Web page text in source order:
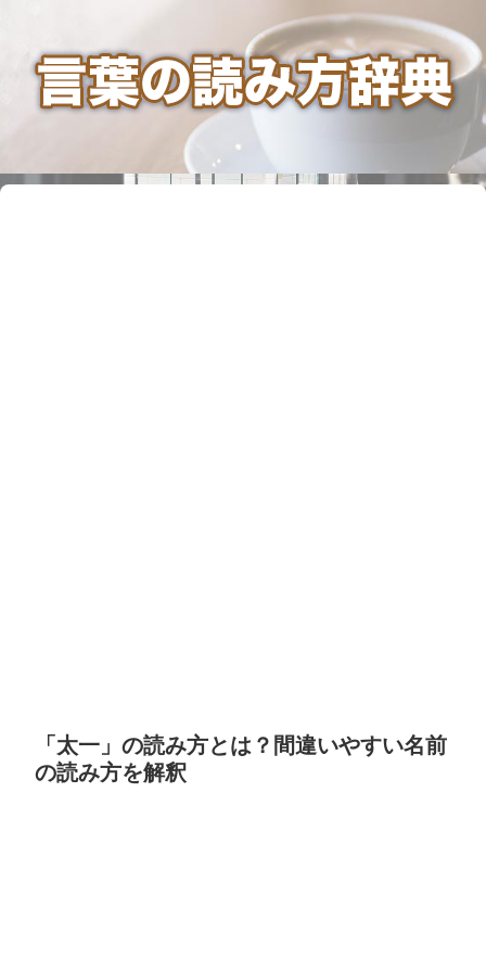
「太一」の読み方とは？間違いやすい名前
の読み方を解釈